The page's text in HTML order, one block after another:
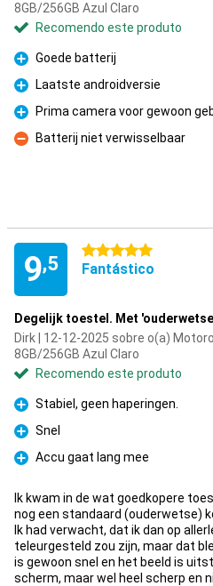
8GB/256GB Azul Claro
Recomendo este produto
Prós
Goede batterij
Prós
Laatste androidversie
Prós
Prima camera voor gewoon
Contras
Batterij niet verwisselbaar
9,5
5 estrelas
Fantástico
Degelijk toestel. Met
Dirk | 12-12-2025 sobre o(a)
8GB/256GB Azul Claro
Recomendo este produto
Prós
Stabiel, geen haperingen.
Prós
Snel
Prós
Accu gaat lang mee
Ik kwam in de wat goedkopere
nog een standaard (ouderwetse)
Ik had verwacht, dat ik dan op
teleurgesteld zou zijn, maar dat
is gewoon snel en het beeld is
scherm, maar wel heel scherp en